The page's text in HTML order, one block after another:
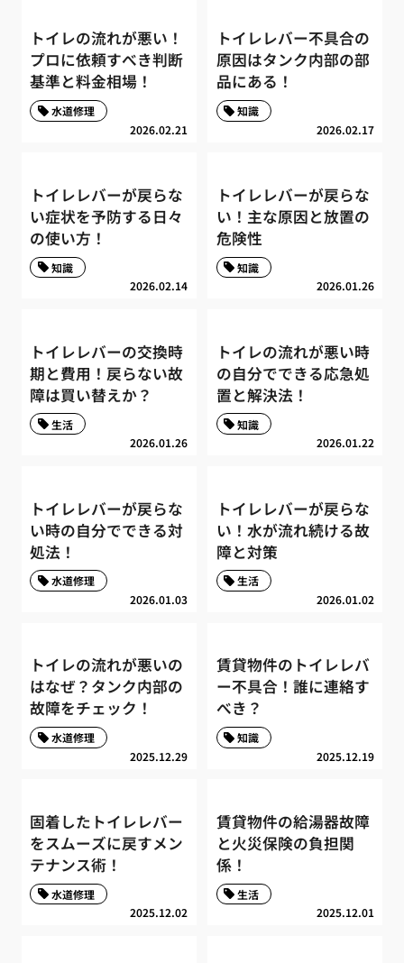
トイレの流れが悪い！
プロに依頼すべき判断
基準と料金相場！
2026.02.21
水道修理
トイレレバー不具合の
原因はタンク内部の部
品にある！
2026.02.17
知識
トイレレバーが戻らな
い症状を予防する日々
の使い方！
2026.02.14
知識
トイレレバーが戻らな
い！主な原因と放置の
危険性
2026.01.26
知識
トイレレバーの交換時
期と費用！戻らない故
障は買い替えか？
2026.01.26
生活
トイレの流れが悪い時
の自分でできる応急処
置と解決法！
2026.01.22
知識
トイレレバーが戻らな
い時の自分でできる対
処法！
2026.01.03
水道修理
トイレレバーが戻らな
い！水が流れ続ける故
障と対策
2026.01.02
生活
トイレの流れが悪いの
はなぜ？タンク内部の
故障をチェック！
2025.12.29
水道修理
賃貸物件のトイレレバ
ー不具合！誰に連絡す
べき？
2025.12.19
知識
固着したトイレレバー
をスムーズに戻すメン
テナンス術！
2025.12.02
水道修理
賃貸物件の給湯器故障
と火災保険の負担関
係！
2025.12.01
生活